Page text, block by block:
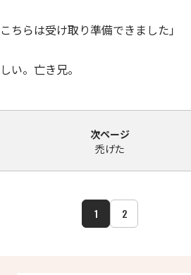
ちらは受け取り準備できました」
い。亡き兄。
次ページ
禿げた
1 2